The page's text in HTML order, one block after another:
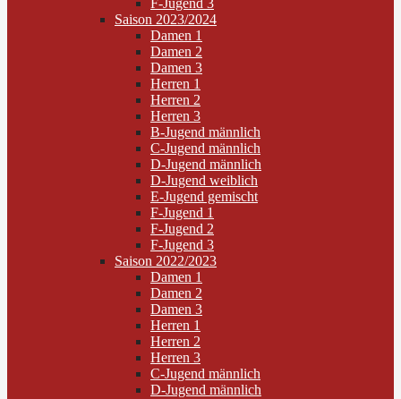
F-Jugend 3
Saison 2023/2024
Damen 1
Damen 2
Damen 3
Herren 1
Herren 2
Herren 3
B-Jugend männlich
C-Jugend männlich
D-Jugend männlich
D-Jugend weiblich
E-Jugend gemischt
F-Jugend 1
F-Jugend 2
F-Jugend 3
Saison 2022/2023
Damen 1
Damen 2
Damen 3
Herren 1
Herren 2
Herren 3
C-Jugend männlich
D-Jugend männlich